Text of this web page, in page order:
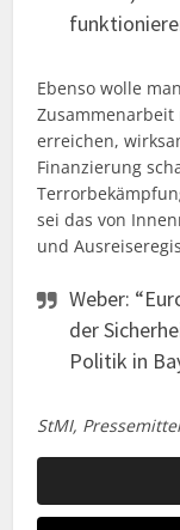
Ebenso wolle
erreichen,
Finanzierung
sei das von
und
Weber:
der
Politik in
StMI,